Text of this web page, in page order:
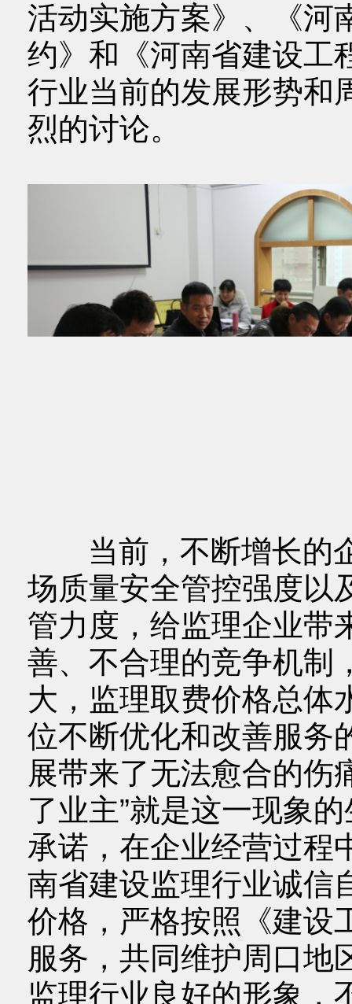
活动实施方案》、《河
约》和《河南省建设工
行业当前的发展形势和
烈的讨论。
当前，不断增长的
场质量安全管控强度以
管力度，给监理企业带
善、不合理的竞争机制
大，监理取费价格总体
位不断优化和改善服务
展带来了无法愈合的伤
了业主”就是这一现象
承诺，在企业经营过程
南省建设监理行业诚信
价格，严格按照《建设
服务，共同维护周口地
监理行业良好的形象，